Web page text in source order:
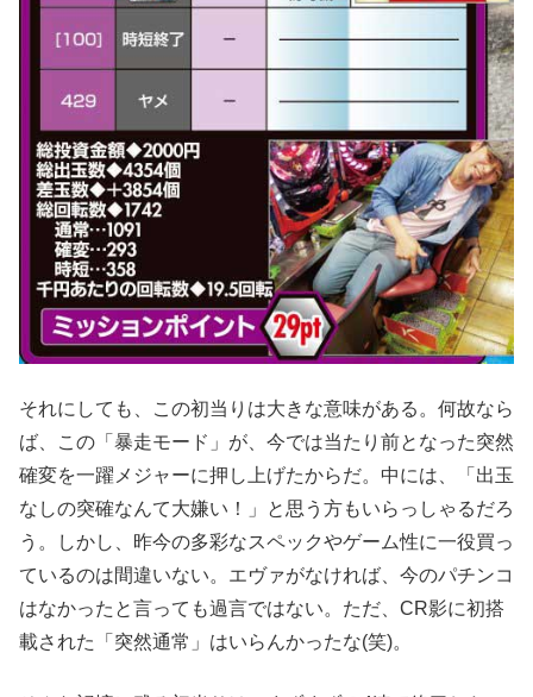
それにしても、この初当りは大きな意味がある。何故なら
ば、この「暴走モード」が、今では当たり前となった突然
確変を一躍メジャーに押し上げたからだ。中には、「出玉
なしの突確なんて大嫌い！」と思う方もいらっしゃるだろ
う。しかし、昨今の多彩なスペックやゲーム性に一役買っ
ているのは間違いない。エヴァがなければ、今のパチンコ
はなかったと言っても過言ではない。ただ、CR影に初搭
載された「突然通常」はいらんかったな(笑)。